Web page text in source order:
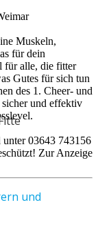
Muskeln,
für dein
für alle, die fitter
Gutes für sich tun
des 1. Cheer- und
und effektiv
03643 743156
Zur Anzeige
und